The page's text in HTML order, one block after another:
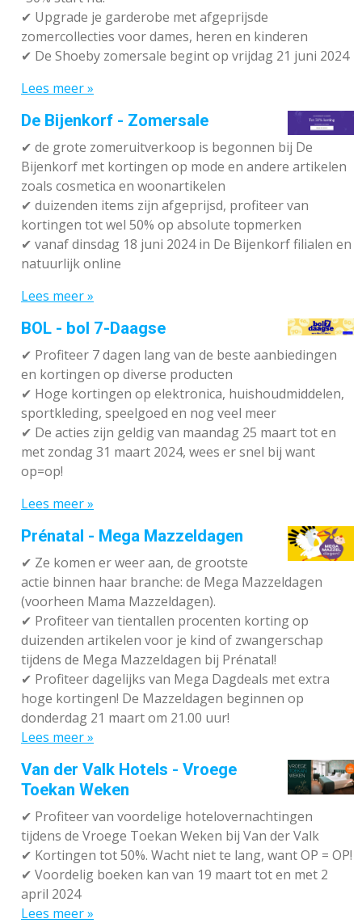
✔ Upgrade je garderobe met afgeprijsde
zomercollecties voor dames, heren en kinderen
✔ De Shoeby zomersale begint op vrijdag 21 juni 2024
Lees meer »
De Bijenkorf - Zomersale
✔ de grote zomeruitverkoop is begonnen bij De
Bijenkorf met kortingen op mode en andere artikelen
zoals cosmetica en woonartikelen
✔ duizenden items zijn afgeprijsd, profiteer van
kortingen tot wel 50% op absolute topmerken
✔ vanaf dinsdag 18 juni 2024 in De Bijenkorf filialen en
natuurlijk online
Lees meer »
BOL - bol 7-Daagse
✔ Profiteer 7 dagen lang van de beste aanbiedingen
en kortingen op diverse producten
✔ Hoge kortingen op elektronica, huishoudmiddelen,
sportkleding, speelgoed en nog veel meer
✔ De acties zijn geldig van maandag 25 maart tot en
met zondag 31 maart 2024, wees er snel bij want
op=op!
Lees meer »
Prénatal - Mega Mazzeldagen
✔ Ze komen er weer aan, de grootste
actie binnen haar branche: de Mega Mazzeldagen
(voorheen Mama Mazzeldagen).
✔ Profiteer van tientallen procenten korting op
duizenden artikelen voor je kind of zwangerschap
tijdens de Mega Mazzeldagen bij Prénatal!
✔ Profiteer dagelijks van Mega Dagdeals met extra
hoge kortingen! De Mazzeldagen beginnen op
donderdag 21 maart om 21.00 uur!
Lees meer »
Van der Valk Hotels - Vroege
Toekan Weken
✔ Profiteer van voordelige hotelovernachtingen
tijdens de Vroege Toekan Weken bij Van der Valk
✔ Kortingen tot 50%. Wacht niet te lang, want OP = OP!
✔ Voordelig boeken kan van 19 maart tot en met 2
april 2024
Lees meer »